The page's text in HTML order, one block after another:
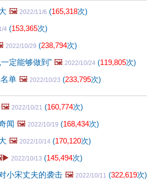
🖼️ 2022/11/6 (165,318次)
4 (153,365次)
2022/10/29 (238,794次)
定能够做到” 🖼️ 2022/10/24 (119,805次)
单 🖼️ 2022/10/23 (233,795次)
🖼️ 2022/10/21 (160,774次)
闻 🖼️ 2022/10/19 (168,434次)
🖼️ 2022/10/14 (170,120次)
2022/10/13 (145,494次)
小宋丈夫的袭击 🖼️ 2022/10/11 (322,619次)